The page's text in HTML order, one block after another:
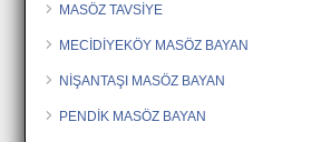
MASÖZ TAVSİYE
MECİDİYEKÖY MASÖZ BAYAN
NİŞANTAŞI MASÖZ BAYAN
PENDİK MASÖZ BAYAN